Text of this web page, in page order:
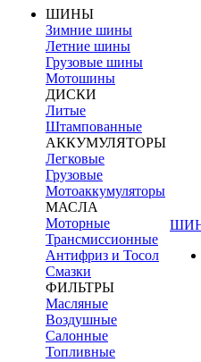
ШИНЫ
Зимние шины
Летние шины
Грузовые шины
Мотошины
ДИСКИ
Литые
Штампованные
АККУМУЛЯТОРЫ
Легковые
Грузовые
Мотоаккумуляторы
МАСЛА
Моторные
Трансмиссионные
Антифриз и Тосол
Смазки
ФИЛЬТРЫ
Масляные
Воздушные
Салонные
Топливные